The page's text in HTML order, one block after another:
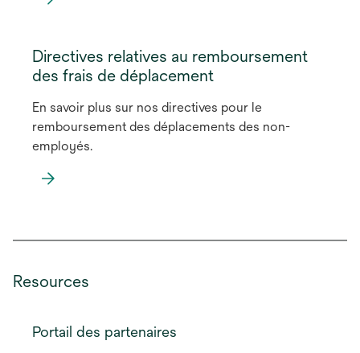
dans
onglet
Directives relatives au remboursement
des frais de déplacement
En savoir plus sur nos directives pour le
remboursement des déplacements des non-
employés.
nouvel
onglet
Resources
Portail des partenaires